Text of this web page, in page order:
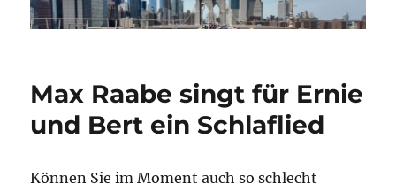
Max Raabe singt für Ernie
und Bert ein Schlaflied
Können Sie im Moment auch so schlecht